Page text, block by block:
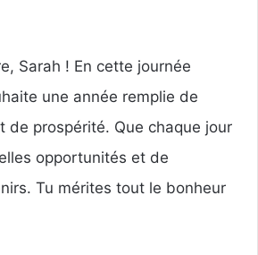
Sarah ! En cette journée
une année remplie de
de prospérité. Que chaque jour
opportunités et de
Tu mérites tout le bonheur